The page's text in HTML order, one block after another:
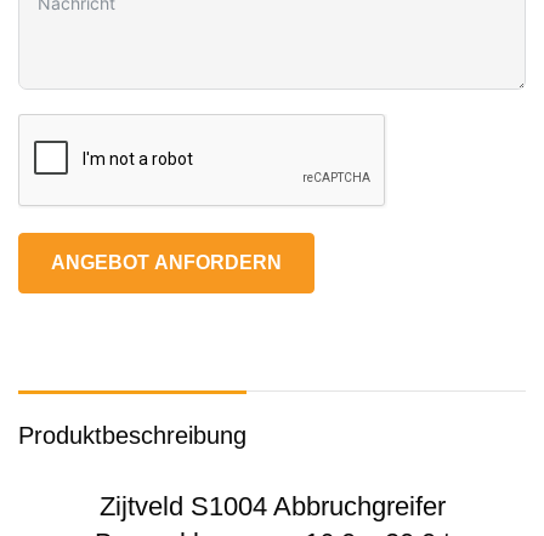
ANGEBOT ANFORDERN
Produktbeschreibung
Zijtveld S1004 Abbruchgreifer